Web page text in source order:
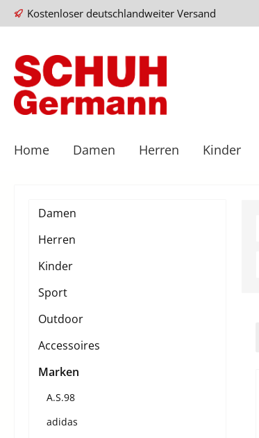
Kostenloser deutschlandweiter Versand
Home Damen Herren Kinder
Damen
Herren
Kinder
Sport
Outdoor
Accessoires
Marken
A.S.98
adidas